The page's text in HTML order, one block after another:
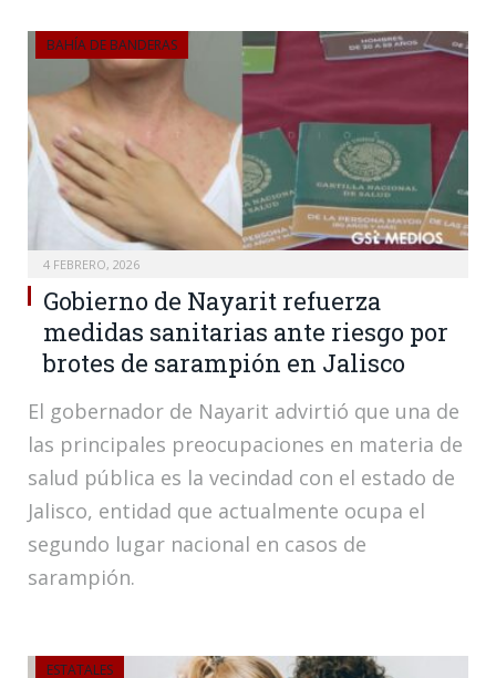
BAHÍA DE BANDERAS
4 FEBRERO, 2026
Gobierno de Nayarit refuerza
medidas sanitarias ante riesgo por
brotes de sarampión en Jalisco
El gobernador de Nayarit advirtió que una de
las principales preocupaciones en materia de
salud pública es la vecindad con el estado de
Jalisco, entidad que actualmente ocupa el
segundo lugar nacional en casos de
sarampión.
ESTATALES